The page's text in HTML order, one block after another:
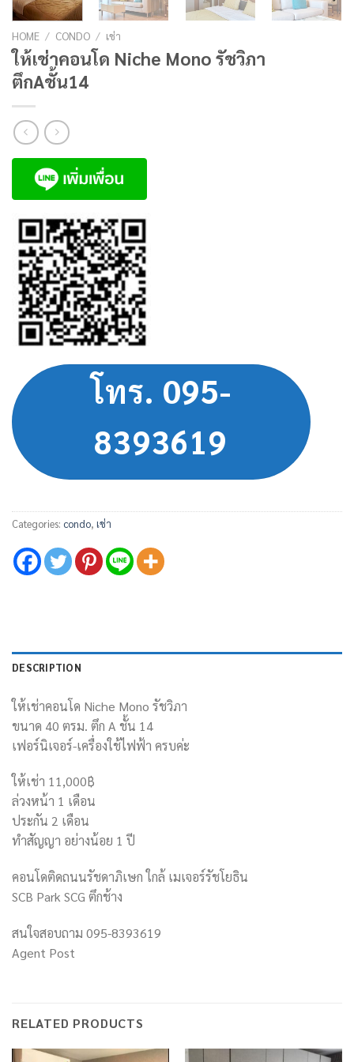
HOME / CONDO / เช่า
ให้เช่าคอนโด Niche Mono รัชวิภา
ตึกAชั้น14
โทร. 095-
8393619
Categories: condo, เช่า
DESCRIPTION
ให้เช่าคอนโด Niche Mono รัชวิภา
ขนาด 40 ตรม. ตึก A ชั้น 14
เฟอร์นิเจอร์-เครื่องใช้ไฟฟ้า ครบค่ะ
ให้เช่า 11,000฿
ล่วงหน้า 1 เดือน
ประกัน 2 เดือน
ทำสัญญา อย่างน้อย 1 ปี
คอนโดติดถนนรัชดาภิเษก ใกล้ เมเจอร์รัชโยธิน
SCB Park SCG ตึกช้าง
สนใจสอบถาม 095-8393619
Agent Post
RELATED PRODUCTS